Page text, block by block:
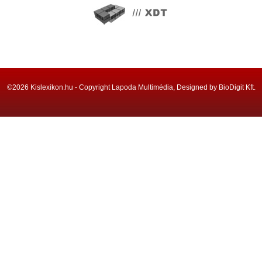
©2026 Kislexikon.hu - Copyright Lapoda Multimédia, Designed by BioDigit Kft.